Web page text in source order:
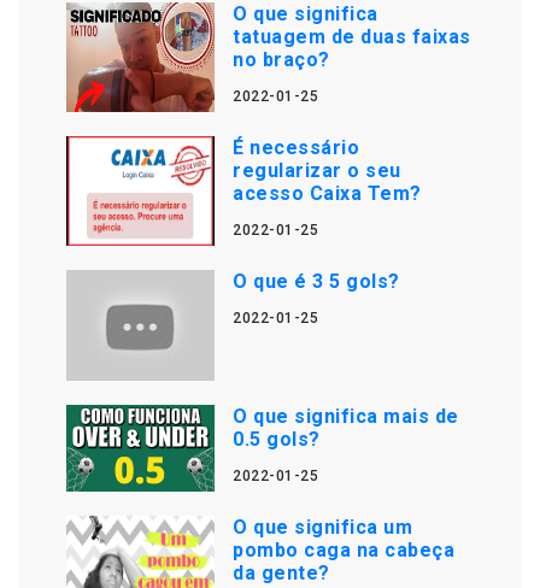
O que significa
tatuagem de duas faixas
no braço?
2022-01-25
É necessário
regularizar o seu
acesso Caixa Tem?
2022-01-25
O que é 3 5 gols?
2022-01-25
O que significa mais de
0.5 gols?
2022-01-25
O que significa um
pombo caga na cabeça
da gente?